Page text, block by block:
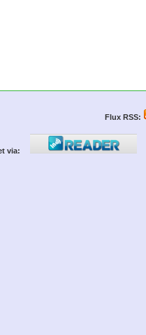
Flux RSS:
via: